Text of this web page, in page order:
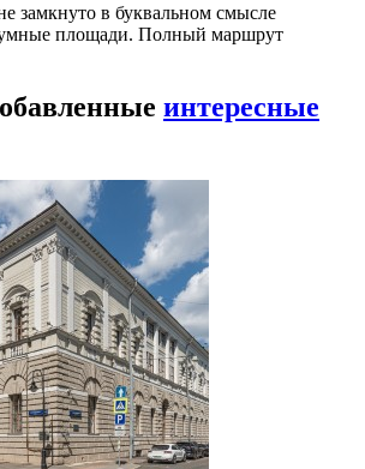
замкнуто в буквальном смысле
площади. Полный маршрут
интересные